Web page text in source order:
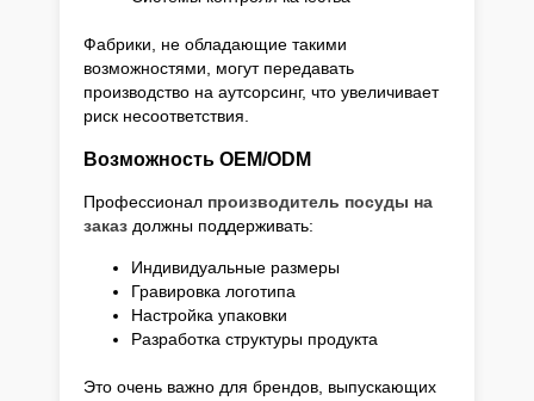
Фабрики, не обладающие такими
возможностями, могут передавать
производство на аутсорсинг, что увеличивает
риск несоответствия.
Возможность OEM/ODM
Профессионал производитель посуды на
заказ должны поддерживать:
Индивидуальные размеры
Гравировка логотипа
Настройка упаковки
Разработка структуры продукта
Это очень важно для брендов, выпускающих